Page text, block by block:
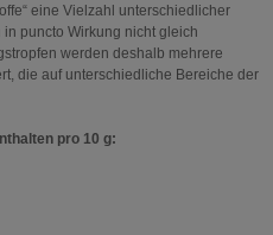
eine Vielzahl unterschiedlicher
in puncto Wirkung nicht gleich
werden deshalb mehrere
die auf unterschiedliche Bereiche der
pro 10 g: